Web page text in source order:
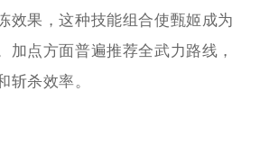
效果，这种技能组合使甄姬成为
加点方面普遍推荐全武力路线，
斩杀效率。